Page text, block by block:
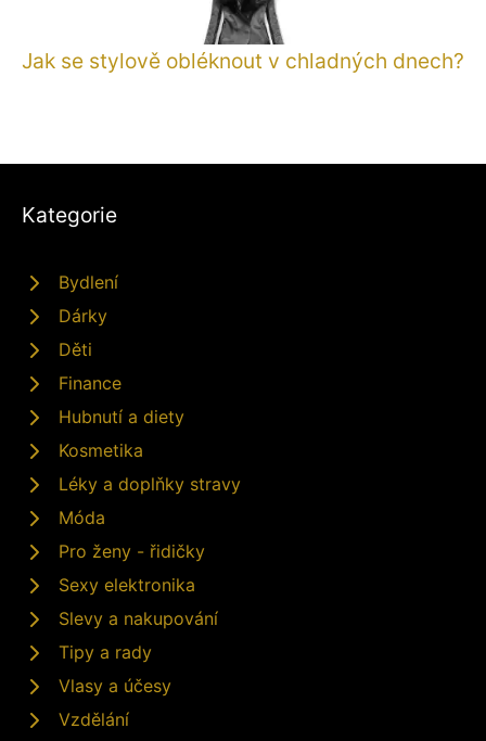
Jak se stylově obléknout v chladných dnech?
Kategorie
Bydlení
Dárky
Děti
Finance
Hubnutí a diety
Kosmetika
Léky a doplňky stravy
Móda
Pro ženy - řidičky
Sexy elektronika
Slevy a nakupování
Tipy a rady
Vlasy a účesy
Vzdělání